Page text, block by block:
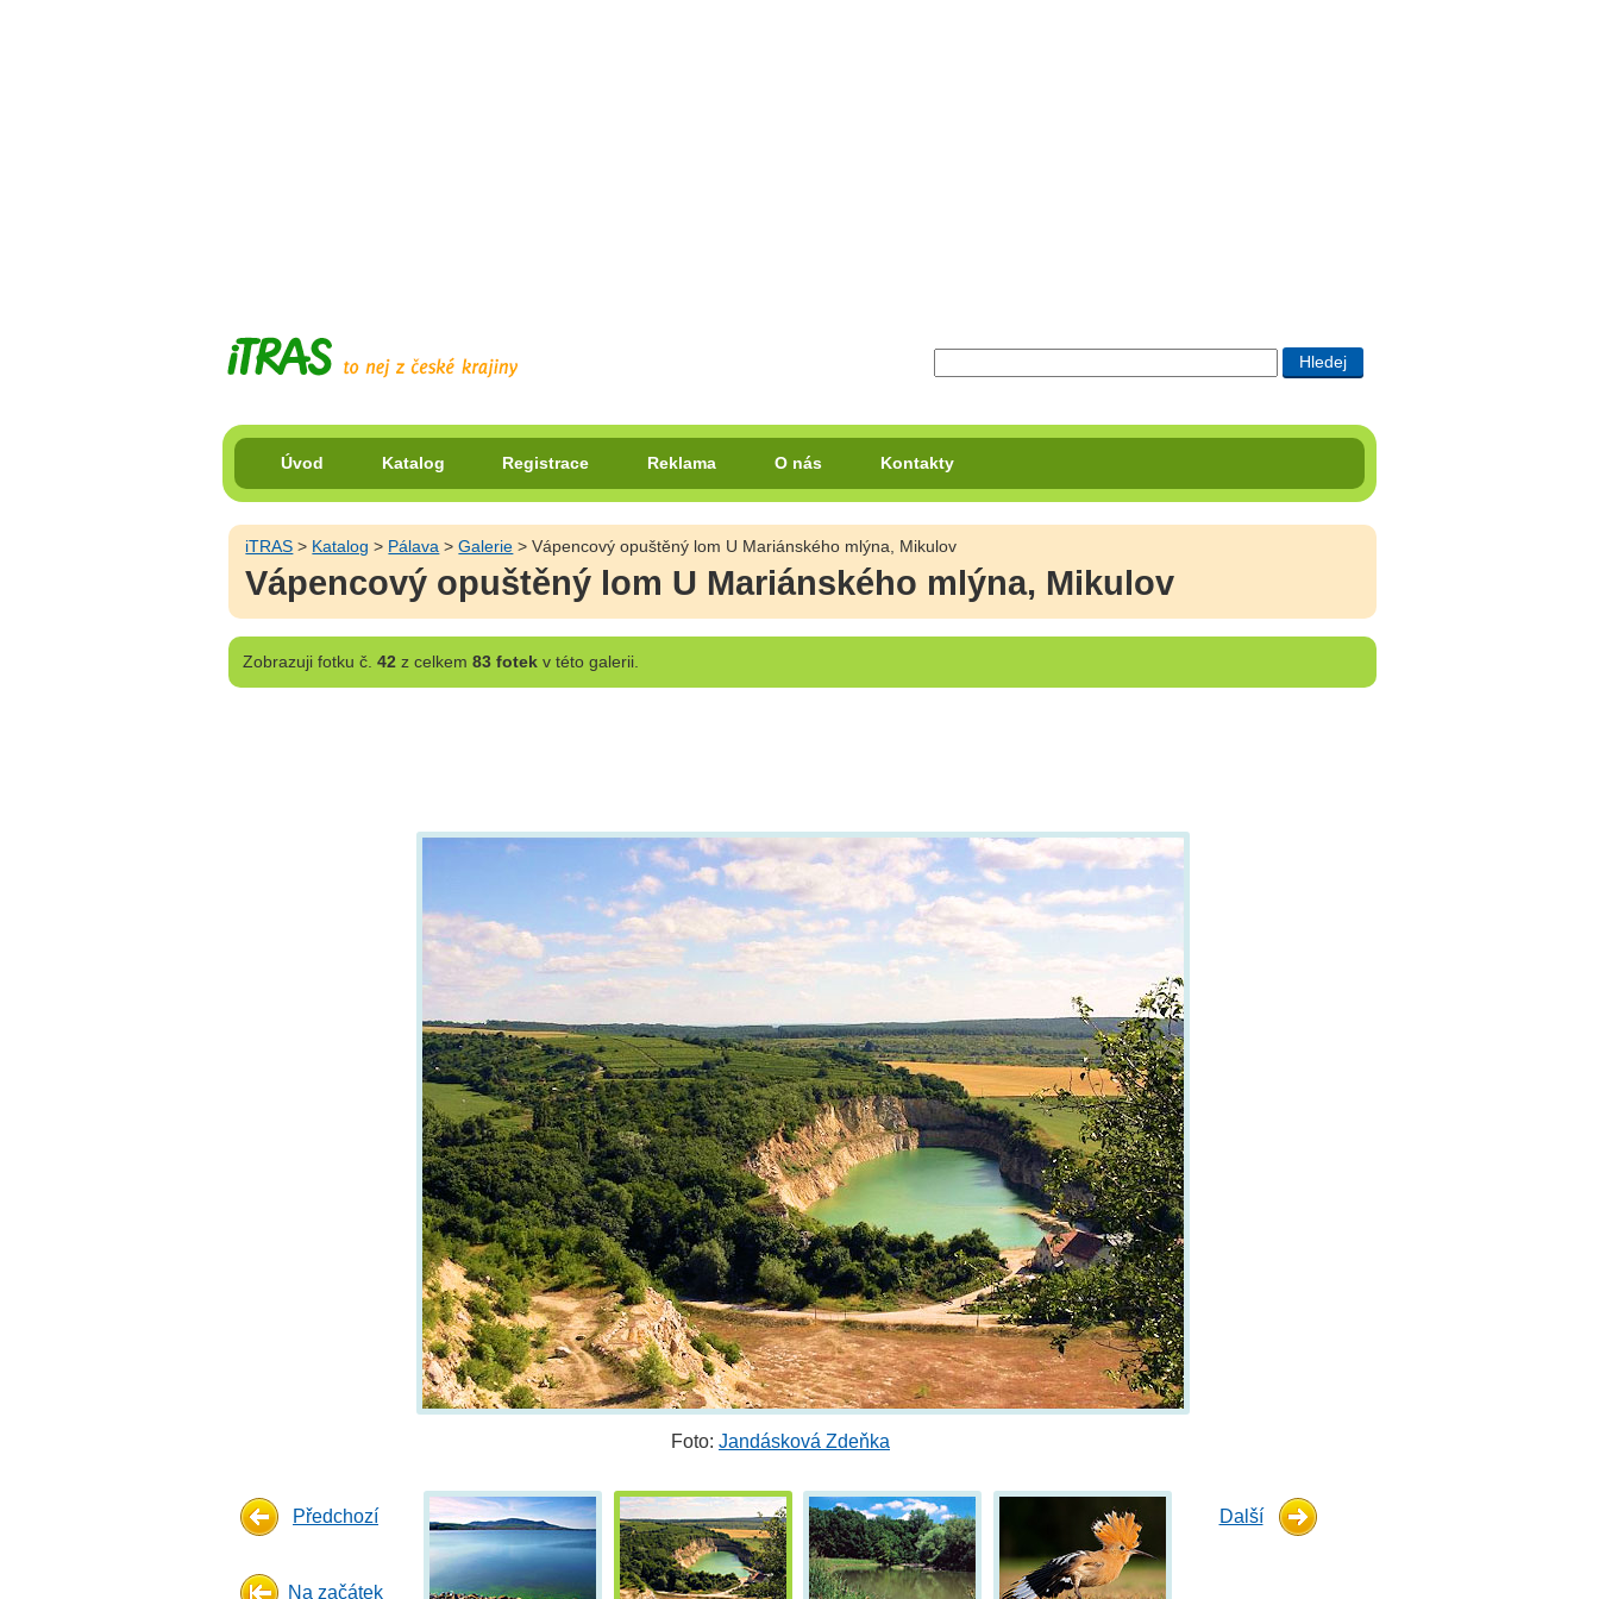
Úvod Katalog Registrace Reklama O nás Kontakty
iTRAS > Katalog > Pálava >Galerie > Vápencový opuštěný lom U Mariánského mlýna, Mikulov
Vápencový opuštěný lom U Mariánského mlýna, Mikulov
Zobrazujifotku č. 42 z celkem 83 fotekv této galerii.
Foto: Jandásková Zdeňka
Předchozí
Na začátek
Další